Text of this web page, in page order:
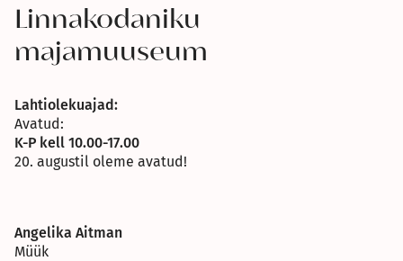
Linnakodaniku
majamuuseum
Lahtiolekuajad:
Avatud:
K-P kell 10.00-17.00
20. augustil oleme avatud!
Angelika Aitman
Müük